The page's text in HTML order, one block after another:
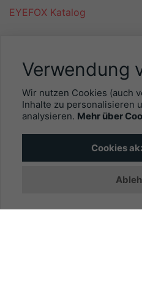
EYEFOX Katalog
Mitgliederbereich
Newsletter
Personalgewinnung mit
INFORMATIONEN
Werben mit EYEFOX
Verwendung
Wir nutzen Cookies (auch
Inhalte zu personalisieren
analysieren. Mehr über
Cookies